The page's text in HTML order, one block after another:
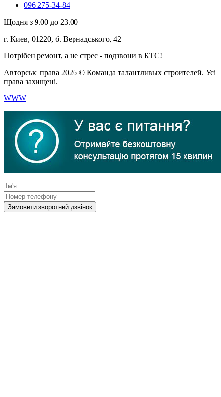
096 275-34-84
Щодня з 9.00 до 23.00
г. Киев, 01220, б. Вернадського, 42
Потрібен ремонт, а не стрес - подзвони в КТС!
Авторські права 2026 © Команда талантливых строителей. Усі
права захищені.
WWW
Замовити зворотний дзвінок